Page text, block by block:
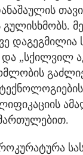
„სქილვილ